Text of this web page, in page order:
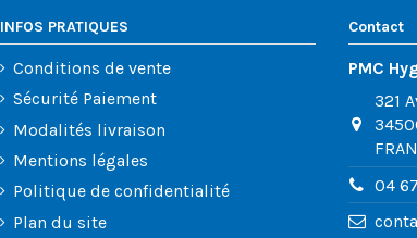
INFOS PRATIQUES
Conditions de vente
Sécurité Paiement
Modalités livraison
Mentions légales
Politique de confidentialité
Plan du site
Contact
PMC
321
04